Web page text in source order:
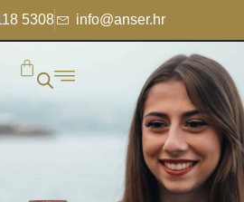
5308 info@anser.hr